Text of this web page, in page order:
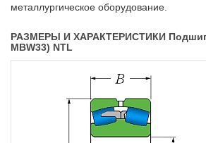
металлургическое оборудование.
РАЗМЕРЫ И ХАРАКТЕРИСТИКИ
MBW33) NTL